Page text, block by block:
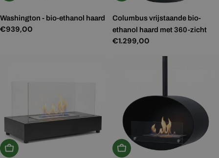
Washington - bio-ethanol haard
Normale
€939,00
Columbus vrijstaande bio-
ethanol haard met 360-zicht
Normale
€1.299,00
In Winkelwagen Kies Opties